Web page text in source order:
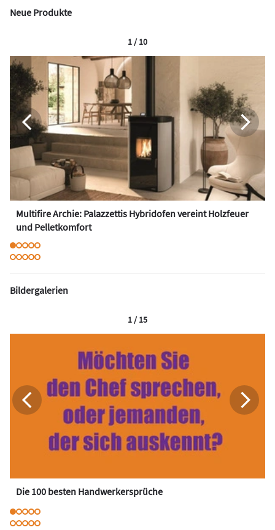
Neue Produkte
Multifire Archie: Palazzettis Hybridofen vereint Holzfeuer
und Pelletkomfort
1 / 10
Bildergalerien
Die 100 besten Handwerkersprüche
1 / 15